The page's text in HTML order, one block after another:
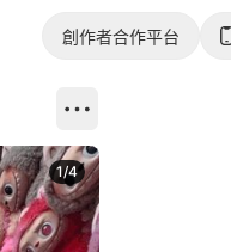
創作者合作平台
1/4